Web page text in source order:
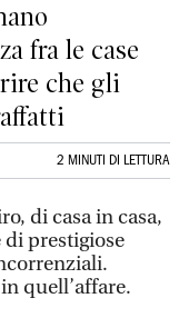
fra le case
che gli
2 MINUTI DI LETTURA
di casa in casa,
prestigiose
quell’affare.